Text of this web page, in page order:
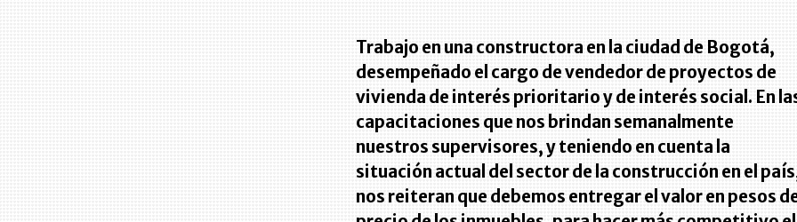
Trabajo en una constructora en la ciudad de Bogotá,
desempeñado el cargo de vendedor de proyectos de
vivienda de interés prioritario y de interés social. En
capacitaciones que nos brindan semanalmente
nuestros supervisores, y teniendo en cuenta la
situación actual del sector de la construcción en el
nos reiteran que debemos entregar el valor en pesos